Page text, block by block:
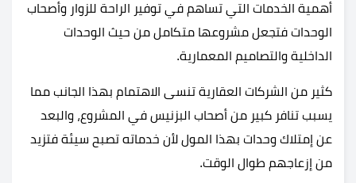
أهمية الخدمات التي تساهم في توفير الراحة للزوار وأصحاب
الوحدات فتجعل مشروعها متكامل من حيث الوحدات
الداخلية والتصاميم المعمارية.
كثير من الشركات العقارية تنسى الاهتمام بهذا الجانب مما
يسبب تنافر كبير من أصحاب البزنيس في المشروع، والبعد
عن إمتلاك وحدات بهذا المول لأن خدماته تصبح سيئة فتزيد
من إزعاجهم طوال الوقت.